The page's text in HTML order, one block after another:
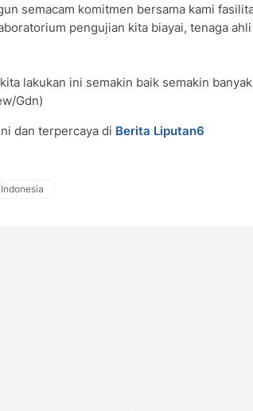
semacam komitmen bersama kami
pengujian kita biayai, tenaga
lakukan ini semakin baik semakin
Gdn)
dan terpercaya di Berita Liputan6